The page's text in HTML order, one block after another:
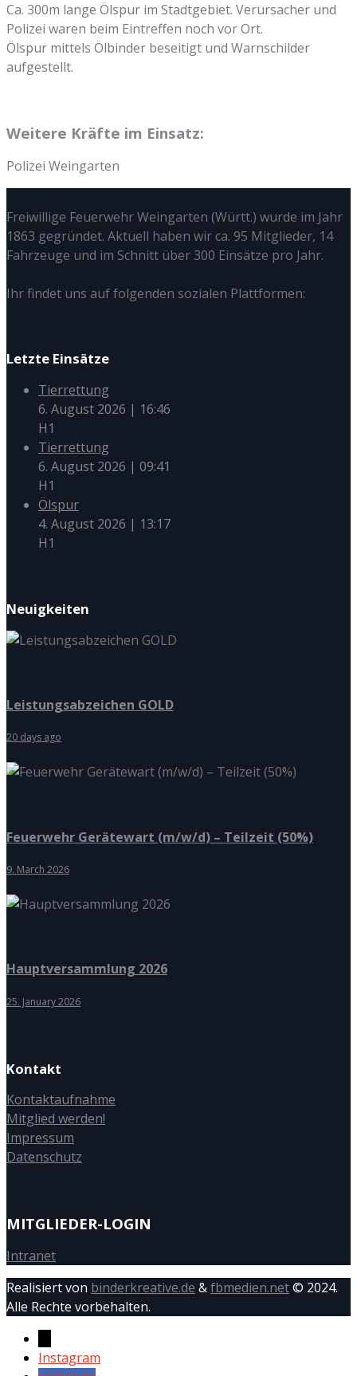
Ca. 300m lange Ölspur im Stadtgebiet. Verursacher und
Polizei waren beim Eintreffen noch vor Ort.
Ölspur mittels Ölbinder beseitigt und Warnschilder
aufgestellt.
Weitere Kräfte im Einsatz:
Polizei Weingarten
Freiwillige Feuerwehr Weingarten (Württ.) wurde im Jahr
1863 gegründet. Aktuell haben wir ca. 95 Mitglieder, 14
Fahrzeuge und im Schnitt über 300 Einsätze pro Jahr.
Ihr findet uns auf folgenden sozialen Plattformen:
Letzte Einsätze
Tierrettung
6. August 2026 | 16:46
H1
Tierrettung
6. August 2026 | 09:41
H1
Ölspur
4. August 2026 | 13:17
H1
Neuigkeiten
Leistungsabzeichen GOLD
20 days ago
Feuerwehr Gerätewart (m/w/d) – Teilzeit (50%)
9. March 2026
Hauptversammlung 2026
25. January 2026
Kontakt
Kontaktaufnahme
Mitglied werden!
Impressum
Datenschutz
MITGLIEDER-LOGIN
Intranet
Realisiert von binderkreative.de &fbmedien.net© 2024.
Alle Rechte vorbehalten.
Instagram